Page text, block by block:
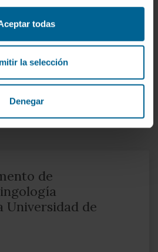
todas
la selección
Denegar
oral lo más específicos
con el antibiograma.
de
Universidad de